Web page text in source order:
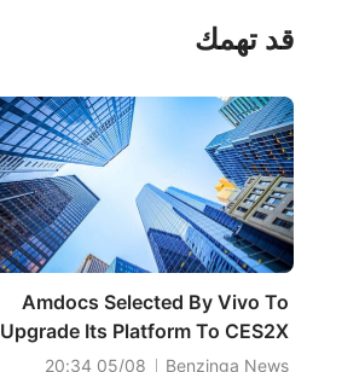
قد تهمك
Amdocs Selected By Vivo To
Upgrade Its Platform To CES2X
Benzinga News
05/08 20:34